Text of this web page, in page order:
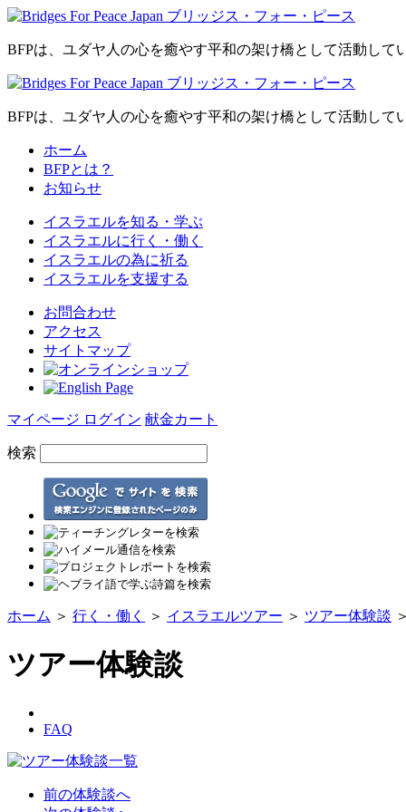
BFPは、ユダヤ人の心を癒やす平和の架け橋として活動して
BFPは、ユダヤ人の心を癒やす平和の架け橋として活動して
ホーム
BFPとは？
お知らせ
イスラエルを知る・学ぶ
イスラエルに行く・働く
イスラエルの為に祈る
イスラエルを支援する
お問合わせ
アクセス
サイトマップ
マイページ ログイン 献金カート
検索
ホーム ＞ 行く・働く ＞ イスラエルツアー ＞ ツアー体験談 ＞
ツアー体験談
FAQ
前の体験談へ